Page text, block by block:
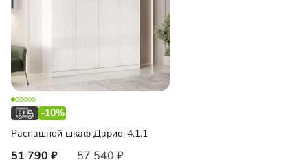
-10%
Распашной шкаф Дарио-4.1.1
51 790 57 540